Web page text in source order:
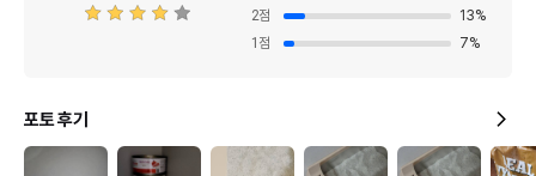
2점 13%
1 점 7%
포토 후기